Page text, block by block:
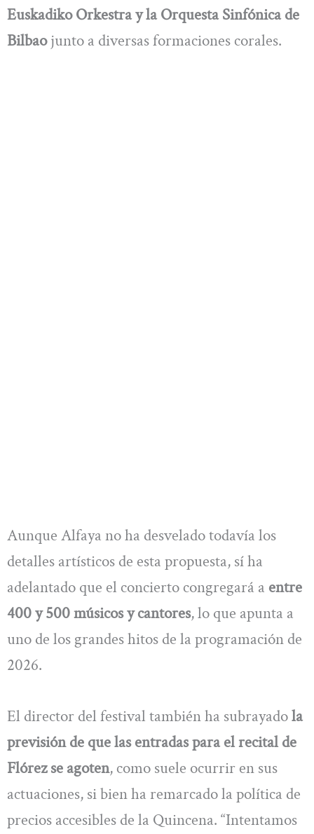
Euskadiko Orkestra y la Orquesta Sinfónica de
Bilbaojunto a diversas formaciones corales.
Aunque Alfaya no ha desvelado todavía los
detalles artísticos de esta propuesta, sí ha
adelantado que el concierto congregará a entre
400 y 500 músicos y cantores, lo que apunta a
uno de los grandes hitos de la programación de
2026.
El director del festival también ha subrayadola
previsión de que las entradas para el recital de
Flórez se agoten, como suele ocurrir en sus
actuaciones, si bien ha remarcado la política de
precios accesibles de la Quincena. “Intentamos